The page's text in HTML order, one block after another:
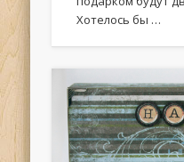
Хотелось бы …